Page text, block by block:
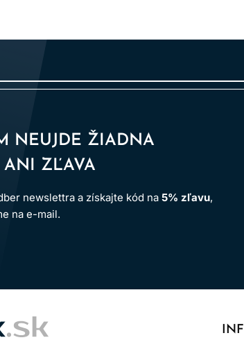
10 vol.– zosvetlenie vlasov až o 1 výšku tónu
Široká
ponúkajú bohatú škálu odtieňov pre rôzne
popolavé a studené odtiene pre
odrastov, kompletnú zmenu farby, oživenie
NEUJDE ŽIADNA
ZĽAVA
newslettra a získajte kód na 5% zľavu,
na e-mail.